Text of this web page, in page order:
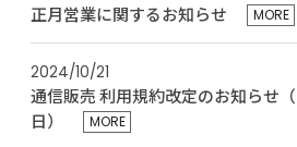
正月営業に関するお知らせ MORE
2024/10/21
通信販売 利用規約改定のお知らせ
日）
MORE